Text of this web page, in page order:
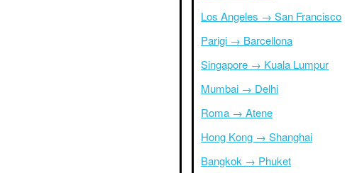
Los Angeles → San Francisco
Parigi → Barcellona
Singapore → Kuala Lumpur
Mumbai → Delhi
Roma → Atene
Hong Kong → Shanghai
Bangkok → Phuket